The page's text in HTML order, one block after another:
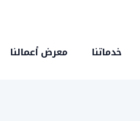
خدماتنا معرض أعمالنا